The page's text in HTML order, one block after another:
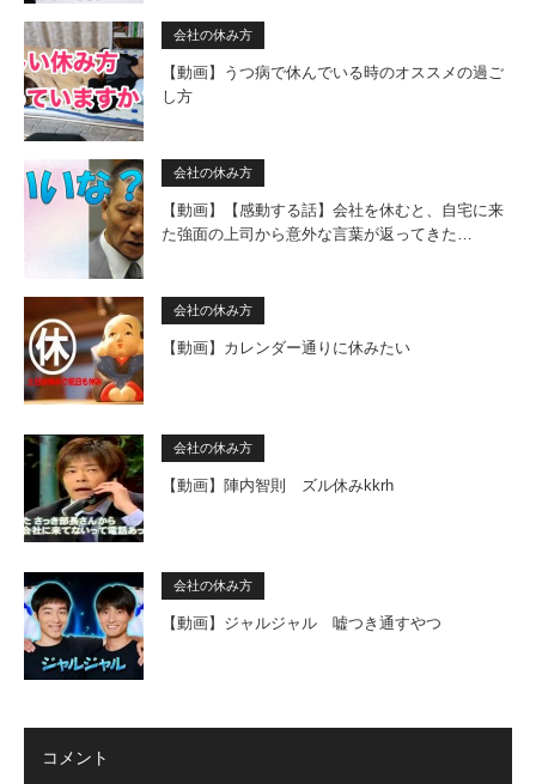
会社の休み方
【動画】うつ病で休んでいる時のオススメの過ご
し方
会社の休み方
【動画】【感動する話】会社を休むと、自宅に来
た強面の上司から意外な言葉が返ってきた…
会社の休み方
【動画】カレンダー通りに休みたい
会社の休み方
【動画】陣内智則 ズル休みkkrh
会社の休み方
【動画】ジャルジャル 嘘つき通すやつ
コメント